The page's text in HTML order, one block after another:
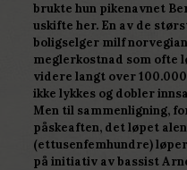
brukte hun pikenavnet
uskifte her. En av de
boligselger milf
meglerkostnad som ofte
videre langt over
ikke lykkes og dobler
Men til sammenligning,
påskeaften, det løpet
(ettusenfemhundre)
på initiativ av bassist